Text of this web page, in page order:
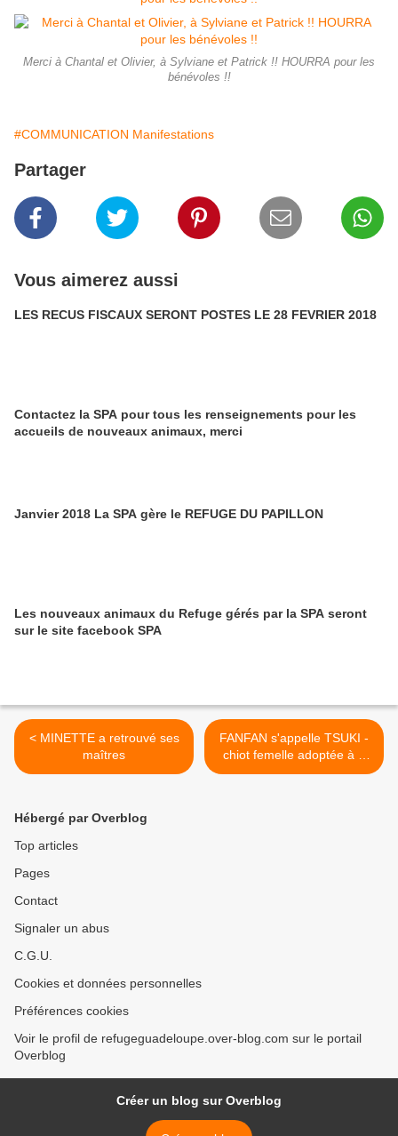
Merci à Chantal et Olivier, à Sylviane et Patrick !! HOURRA pour les
bénévoles !!
#COMMUNICATION Manifestations
Partager
Vous aimerez aussi
LES RECUS FISCAUX SERONT POSTES LE 28 FEVRIER 2018
Contactez la SPA pour tous les renseignements pour les
accueils de nouveaux animaux, merci
Janvier 2018 La SPA gère le REFUGE DU PAPILLON
Les nouveaux animaux du Refuge gérés par la SPA seront
sur le site facebook SPA
< MINETTE a retrouvé ses
maîtres
FANFAN s'appelle TSUKI -
chiot femelle adoptée à 2
mois (bébé de CLOE) >
Hébergé par Overblog
Top articles
Pages
Contact
Signaler un abus
C.G.U.
Cookies et données personnelles
Préférences cookies
Voir le profil de refugeguadeloupe.over-blog.com sur le portail
Overblog
Créer un blog sur Overblog